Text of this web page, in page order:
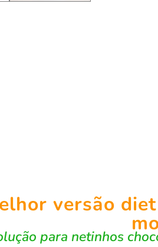
versão
para netinhos